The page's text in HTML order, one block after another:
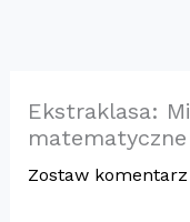
Ekstraklasa:
Zostaw komentarz